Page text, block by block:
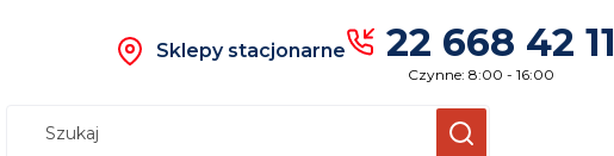
Sklepy stacjonarne 22 668 42 11
Czynne: 8:00 - 16:00
WyczyśćSzukaj